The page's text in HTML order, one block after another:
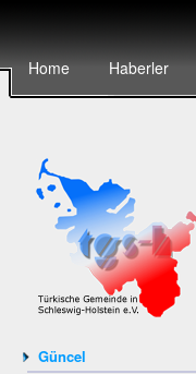
Home Haberler
Güncel